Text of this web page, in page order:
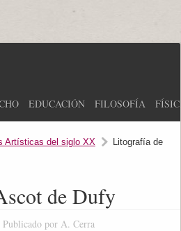
EDUCACIÓN FILOSOFÍA
Artísticas del siglo XX
Litografía de
de Dufy
Publicado por A. Cerra